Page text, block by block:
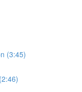
(3:45)